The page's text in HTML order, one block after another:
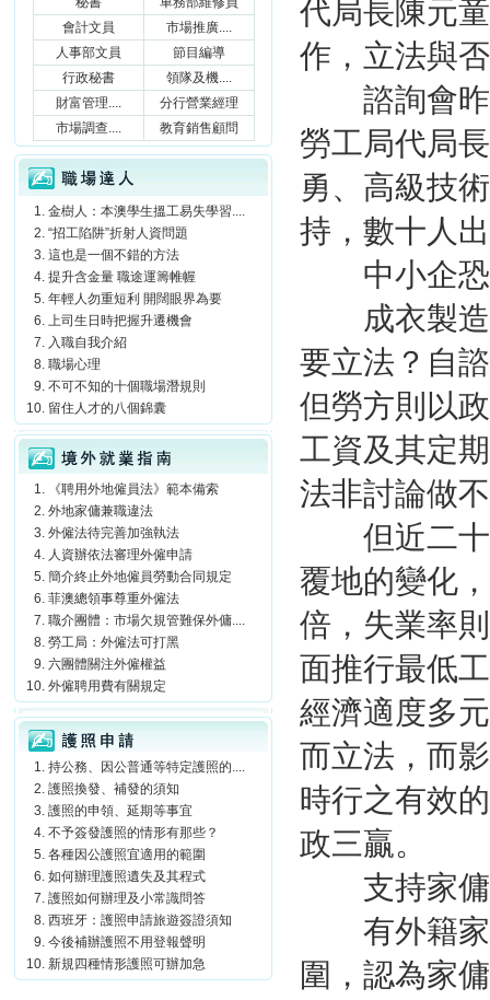
代局長陳元
作，立法與
諮詢會昨
勞工局代局
勇、高級技
持，數十人
中小企恐
成衣製造
要立法？自
但勞方則以
工資及其定
法非討論做
但近二十
覆地的變化
倍，失業率
面推行最低
經濟適度多
而立法，而
時行之有效
政三贏。
支持家傭
有外籍家
圍，認為家
會計文員
市場推廣....
人事部文員
節目編導
行政秘書
領隊及機....
財富管理....
分行營業經理
市場調查....
教育銷售顧問
職場達人
金樹人：本澳學生搵工易失學習....
“招工陷阱”折射人資問題
這也是一個不錯的方法
提升含金量 職途運籌帷幄
年輕人勿重短利 開闊眼界為要
上司生日時把握升遷機會
入職自我介紹
職場心理
不可不知的十個職場潛規則
留住人才的八個錦囊
境外就業指南
《聘用外地僱員法》範本備索
外地家傭兼職違法
外僱法待完善加強執法
人資辦依法審理外僱申請
簡介終止外地僱員勞動合同規定
菲澳總領事尊重外僱法
職介團體：市場欠規管難保外傭....
勞工局：外僱法可打黑
六團體關注外僱權益
外僱聘用費有關規定
護照申請
持公務、因公普通等特定護照的....
護照換發、補發的須知
護照的申領、延期等事宜
不予簽發護照的情形有那些？
各種因公護照宜適用的範圍
如何辦理護照遺失及其程式
護照如何辦理及小常識問答
西班牙：護照申請旅遊簽證須知
今後補辦護照不用登報聲明
新規四種情形護照可辦加急